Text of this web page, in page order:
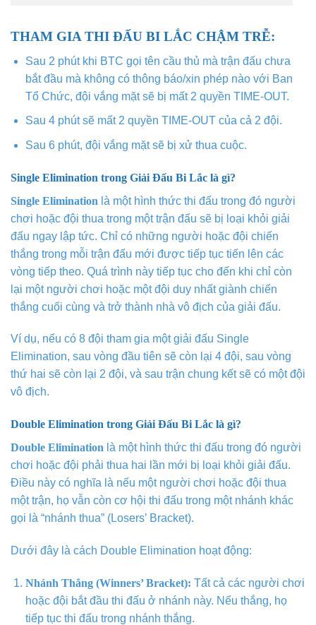
THAM GIA THI ĐẤU BI LẮC CHẬM TRỄ:
Sau 2 phút khi BTC gọi tên cầu thủ mà trận đấu chưa
bắt đầu mà không có thông báo/xin phép nào với Ban
Tổ Chức, đội vắng mặt sẽ bị mất 2 quyền TIME-OUT.
Sau 4 phút sẽ mất 2 quyền TIME-OUT của cả 2 đội.
Sau 6 phút, đội vắng mặt sẽ bị xử thua cuộc.
Single Elimination trong Giải Đấu Bi Lắc là gì?
Single Elimination là một hình thức thi đấu trong đó người
chơi hoặc đội thua trong một trận đấu sẽ bị loại khỏi giải
đấu ngay lập tức. Chỉ có những người hoặc đội chiến
thắng trong mỗi trận đấu mới được tiếp tục tiến lên các
vòng tiếp theo. Quá trình này tiếp tục cho đến khi chỉ còn
lại một người chơi hoặc một đội duy nhất giành chiến
thắng cuối cùng và trở thành nhà vô địch của giải đấu.
Ví dụ, nếu có 8 đội tham gia một giải đấu Single
Elimination, sau vòng đầu tiên sẽ còn lại 4 đội, sau vòng
thứ hai sẽ còn lại 2 đội, và sau trận chung kết sẽ có một đội
vô địch.
Double Elimination trong Giải Đấu Bi Lắc là gì?
Double Elimination là một hình thức thi đấu trong đó người
chơi hoặc đội phải thua hai lần mới bị loại khỏi giải đấu.
Điều này có nghĩa là nếu một người chơi hoặc đội thua
một trận, họ vẫn còn cơ hội thi đấu trong một nhánh khác
gọi là “nhánh thua” (Losers’ Bracket).
Dưới đây là cách Double Elimination hoạt động:
Nhánh Thắng (Winners’ Bracket): Tất cả các người chơi
hoặc đội bắt đầu thi đấu ở nhánh này. Nếu thắng, họ
tiếp tục thi đấu trong nhánh thắng.